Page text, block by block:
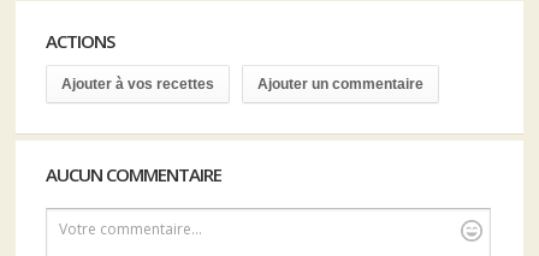
ACTIONS
Ajouter à vos recettes Ajouter un commentaire
AUCUN COMMENTAIRE
Votre commentaire...